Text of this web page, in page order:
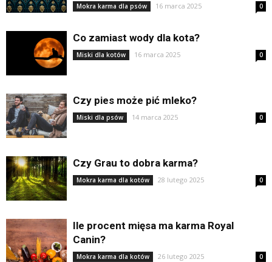
Mokra karma dla psów 16 marca 2025 0
Co zamiast wody dla kota?
Miski dla kotów 16 marca 2025 0
Czy pies może pić mleko?
Miski dla psów 14 marca 2025 0
Czy Grau to dobra karma?
Mokra karma dla kotów 28 lutego 2025 0
Ile procent mięsa ma karma Royal
Canin?
Mokra karma dla kotów 26 lutego 2025 0